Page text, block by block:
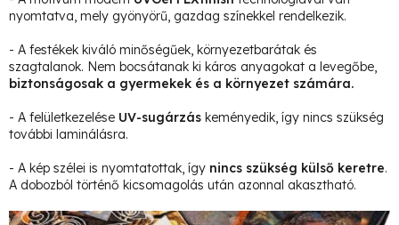
nyomtatva, mely gyönyörű, gazdag színekkel rendelkezik.
- A festékek kiváló minőségűek, környezetbarátak és
szagtalanok. Nem bocsátanak ki káros anyagokat a levegőbe,
biztonságosak a gyermekek és a környezet számára.
- A felületkezelése UV-sugárzás keményedik, így nincs szükség
további laminálásra.
- A kép szélei is nyomtatottak, így nincs szükség külső keretre.
A dobozból történő kicsomagolás után azonnal akasztható.